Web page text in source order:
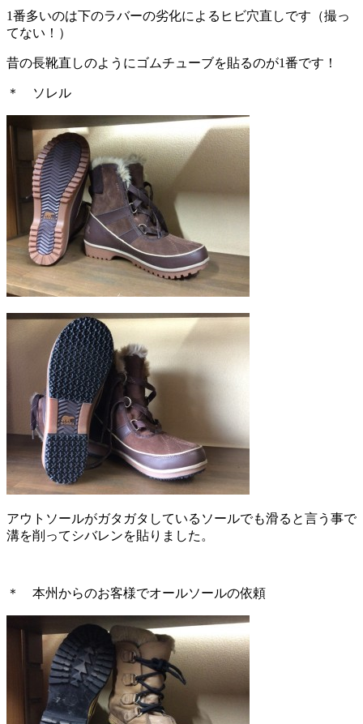
1番多いのは下のラバーの劣化によるヒビ穴直しです（撮っ
てない！）
昔の長靴直しのようにゴムチューブを貼るのが1番です！
＊ ソレル
アウトソールがガタガタしているソールでも滑ると言う事で
溝を削ってシバレンを貼りました。
＊ 本州からのお客様でオールソールの依頼